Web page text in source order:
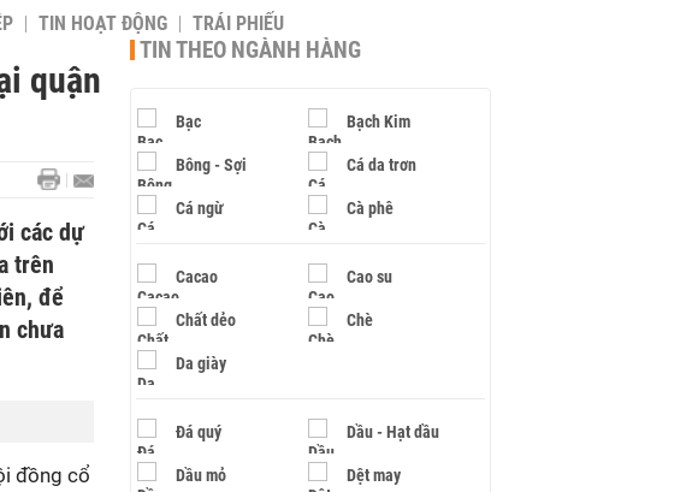
TIN HOẠT ĐỘNG TRÁI PHIẾU
quận
các dự
trên
để
chưa
đồng cổ
TIN THEO NGÀNH HÀNG
Bạc Bạch Kim
Bông - Sợi Cá da trơn
Cá ngừ Cà phê
Cacao Cao su
Chất dẻo Chè
Da giày
Đá quý Dầu - Hạt dầu
Dầu mỏ Dệt may